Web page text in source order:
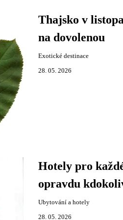
Thajsko v
na dovolenou
Exotické destinace
28. 05. 2026
Hotely pro
opravdu
Ubytování a hotely
28. 05. 2026